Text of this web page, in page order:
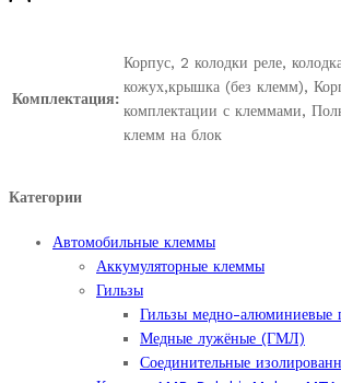
Комплектация:
Корпус, 2 колодки реле,
кожух,крышка (без клемм),
комплектации с клеммами,
клемм на блок
Категории
Автомобильные клеммы
Аккумуляторные клеммы
Гильзы
Гильзы медно-алюминиевые
Медные лужёные (ГМЛ)
Соединительные